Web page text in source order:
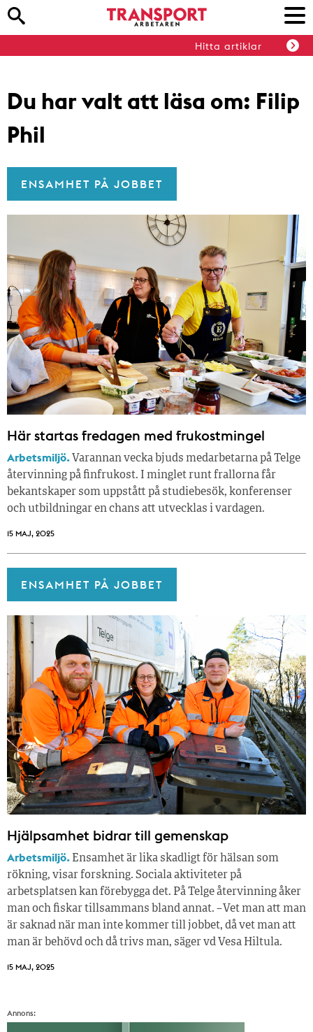
Hitta artiklar
Du har valt att läsa om: Filip
Phil
ENSAMHET PÅ JOBBET
Här startas fredagen med frukostmingel
Arbetsmiljö. Varannan vecka bjuds medarbetarna på Telge
återvinning på finfrukost. I minglet runt frallorna får
bekantskaper som uppstått på studiebesök, konferenser
och utbildningar en chans att utvecklas i vardagen.
15 MAJ, 2025
ENSAMHET PÅ JOBBET
Hjälpsamhet bidrar till gemenskap
Arbetsmiljö. Ensamhet är lika skadligt för hälsan som
rökning, visar forskning. Sociala aktiviteter på
arbetsplatsen kan förebygga det. På Telge återvinning åker
man och fiskar tillsammans bland annat. – Vet man att man
är saknad när man inte kommer till jobbet, då vet man att
man är behövd och då trivs man, säger vd Vesa Hiltula.
15 MAJ, 2025
Annons: